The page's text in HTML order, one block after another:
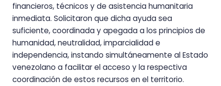
financieros, técnicos y de asistencia humanitaria
inmediata. Solicitaron que dicha ayuda sea
suficiente, coordinada y apegada a los principios de
humanidad, neutralidad, imparcialidad e
independencia, instando simultáneamente al Estado
venezolano a facilitar el acceso y la respectiva
coordinación de estos recursos en el territorio.